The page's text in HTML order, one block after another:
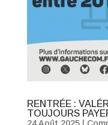
RENTRÉE :
TOUJOURS